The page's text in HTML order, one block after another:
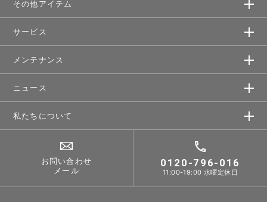
その他アイテム
サービス
メンテナンス
ニュース
私たちについて
お問い合わせ
メール
0120-796-016
11:00-19:00 水曜定休日